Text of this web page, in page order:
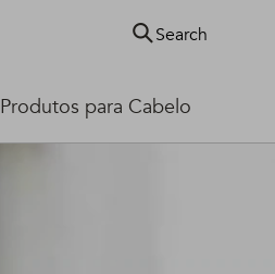
Produtos para Cabelo
Search